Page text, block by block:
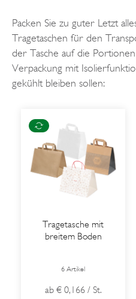
Packen Sie zu guter Letzt
Tragetaschen für den
der Tasche auf die
Verpackung mit
gekühlt bleiben sollen:
Tragetasche mit
breitem Boden
6 Artikel
ab € 0,166 / St.